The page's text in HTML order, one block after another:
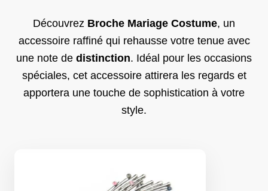
Découvrez Broche Mariage Costume, un
accessoire raffiné qui rehausse votre tenue avec
une note de distinction. Idéal pour les occasions
spéciales, cet accessoire attirera les regards et
apportera une touche de sophistication à votre
style.